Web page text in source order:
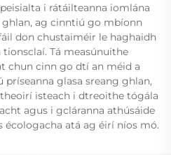
i rátáilteanna iomlána
ghlan, ag cinntiú go mbíonn
don chustaiméir le haghaidh
Tá measúnuithe
chun cinn go dtí an méid a
glasa sreang ghlan,
isteach i dtreoithe tógála
agus i gcláranna athúsáide
écologacha atá ag éirí níos mó.